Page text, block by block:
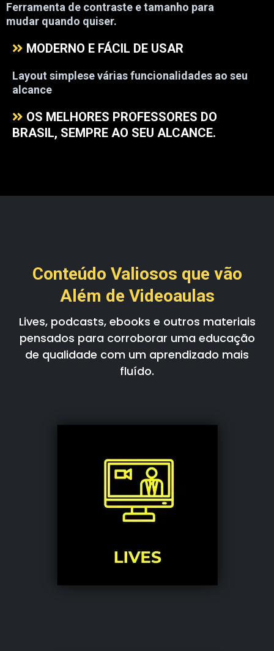
Ferramenta de contraste e tamanho para
mudar quando quiser.
MODERNO E FÁCIL DE USAR
Layout simplese várias funcionalidades ao seu
alcance
OS MELHORES PROFESSORES DO
BRASIL, SEMPRE AO SEU ALCANCE.
Conteúdo Valiosos que vão
Além de Videoaulas
Lives, podcasts, ebooks e outros materiais
pensados para corroborar uma educação
de qualidade com um aprendizado mais
fluído.